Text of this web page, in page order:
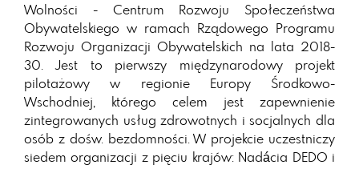
Wolności - Centrum Rozwoju Społeczeństwa
Obywatelskiego w ramach Rządowego Programu
Rozwoju Organizacji Obywatelskich na lata 2018-
30.Jest to pierwszy międzynarodowy projekt
pilotażowy w regionie Europy Środkowo-
Wschodniej, którego celem jest zapewnienie
zintegrowanych usług zdrowotnych i socjalnych dla
osób z dośw. bezdomności. W projekcie uczestniczy
siedem organizacji z pięciu krajów: Nadácia DEDO i